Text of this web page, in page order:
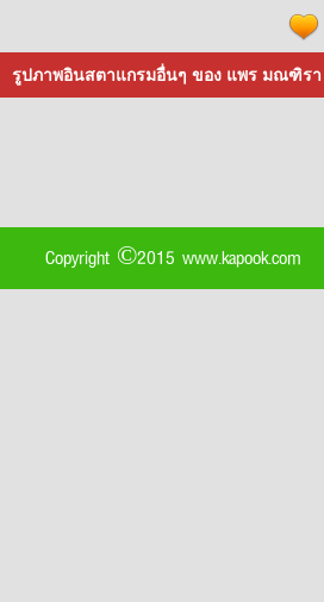
รูปภาพอินสตาแกรมอื่นๆ ของ แพร มณฑิรา
Copyright ©2015 www.kapook.com